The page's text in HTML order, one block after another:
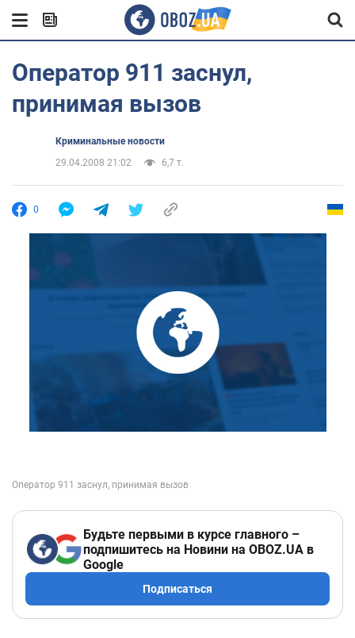
Оператор 911 заснул,
принимая вызов
Криминальные новости
29.04.2008 21:02
6,7 т.
0
Будьте первыми в курсе главного –
подпишитесь на Новини на OBOZ.UA в
Google
Подписаться